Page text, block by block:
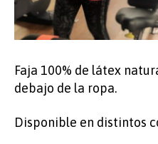
Faja 100% de látex
debajo de la ropa.
Disponible en distintos